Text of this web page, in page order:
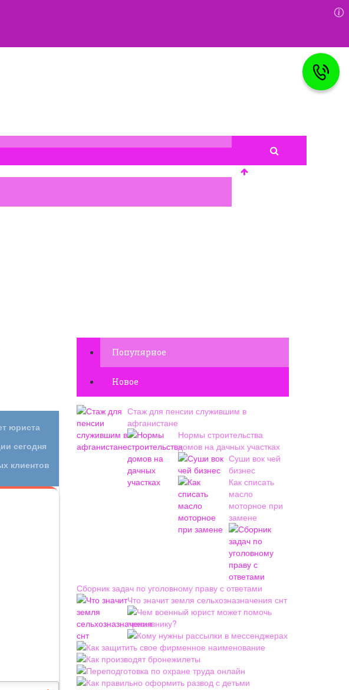
Популярное
Новое
Стаж для пенсии служившим в
афганистане
Нормы строительства
домов на дачных участках
Суши вок чей
бизнес
Как списать
масло
моторное при
замене
Сборник задач по уголовному праву с ответами
Что значит земля сельхозназначения снт
Чем военный юрист может помочь
призывнику?
Кому нужны рассылки в мессенджерах
Как защитить свое фирменное наименование
Как производят бронежилеты
Переподготовка по охране труда онлайн
Как правильно оформить развод с детьми